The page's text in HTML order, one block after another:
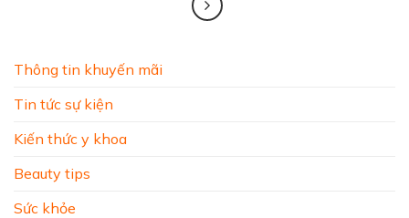
Thông tin khuyến mãi
Tin tức sự kiện
Kiến thức y khoa
Beauty tips
Sức khỏe